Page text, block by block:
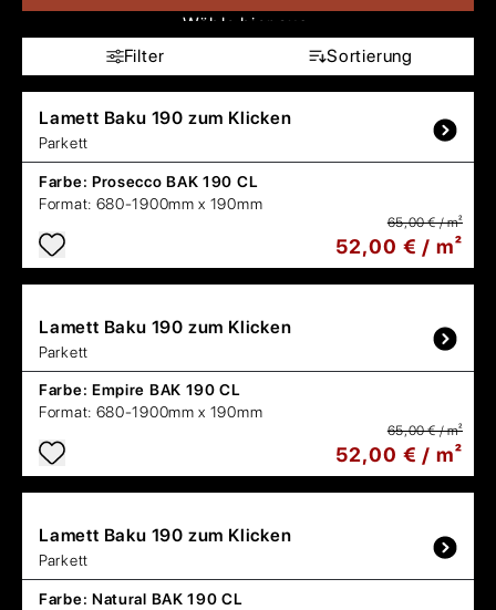
Wähle hier aus:
Filter
Sortierung
Lamett Baku 190 zum Klicken
Parkett
Farbe: Prosecco BAK 190 CL
Format: 680-1900mm x 190mm
65,00 € / m²
52,00 € / m²
Lamett Baku 190 zum Klicken
Parkett
Farbe: Empire BAK 190 CL
Format: 680-1900mm x 190mm
65,00 € / m²
52,00 € / m²
Lamett Baku 190 zum Klicken
Parkett
Farbe: Natural BAK 190 CL